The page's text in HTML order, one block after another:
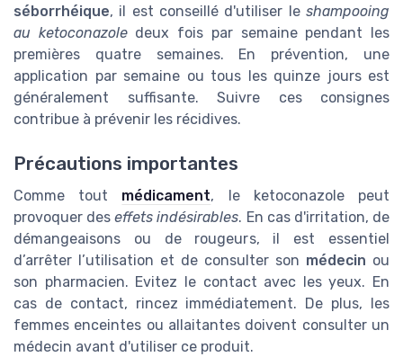
séborrhéique, il est conseillé d'utiliser le shampooing
au ketoconazoledeux fois par semaine pendant les
premières quatre semaines. En prévention, une
application par semaine ou tous les quinze jours est
généralement suffisante. Suivre ces consignes
contribue à prévenir les récidives.
Précautions importantes
Comme tout médicament, le ketoconazole peut
provoquer deseffets indésirables. En cas d'irritation, de
démangeaisons ou de rougeurs, il est essentiel
d’arrêter l’utilisation et de consulter son médecin ou
son pharmacien. Evitez le contact avec les yeux. En
cas de contact, rincez immédiatement. De plus, les
femmes enceintes ou allaitantes doivent consulter un
médecin avant d'utiliser ce produit.